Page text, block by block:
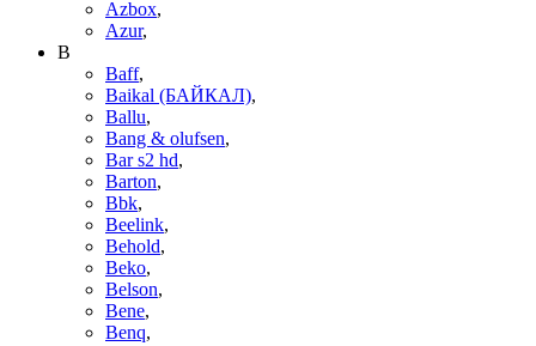
Azbox,
Azur,
B
Baff,
Baikal (БАЙКАЛ),
Ballu,
Bang & olufsen,
Bar s2 hd,
Barton,
Bbk,
Beelink,
Behold,
Beko,
Belson,
Bene,
Benq,